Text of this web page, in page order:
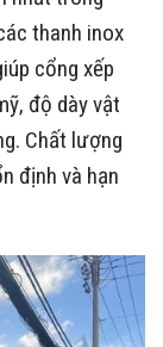
thanh inox
cổng xếp
độ dày vật
Chất lượng
định và hạn